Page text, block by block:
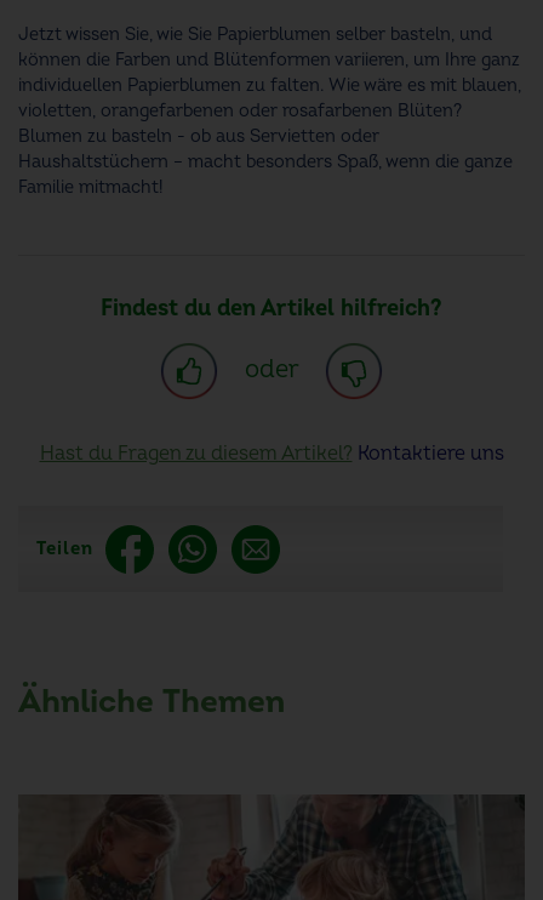
Jetzt wissen Sie, wie Sie Papierblumen selber basteln, und
können die Farben und Blütenformen variieren, um Ihre ganz
individuellen Papierblumen zu falten. Wie wäre es mit blauen,
violetten, orangefarbenen oder rosafarbenen Blüten?
Blumen zu basteln - ob aus Servietten oder
Haushaltstüchern – macht besonders Spaß, wenn die ganze
Familie mitmacht!
Findest du den Artikel hilfreich?
oder
Hast du Fragen zu diesem Artikel? Kontaktiere uns
Teilen
Ähnliche Themen